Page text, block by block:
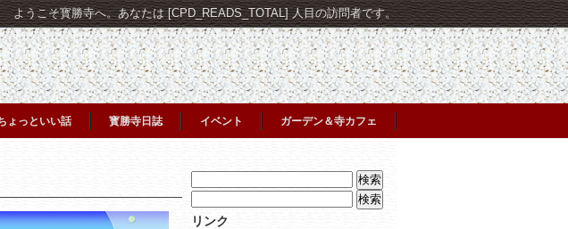
ようこそ寳勝寺へ。あなたは [CPD_READS_TOTAL] 人目の訪問者です。
ょっといい話 寳勝寺日誌 イベント ガーデン＆寺カフェ
索:
索:
リンク